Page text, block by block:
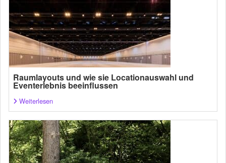
Raumlayouts und wie sie Locationauswahl und
Eventerlebnis beeinflussen
Weiterlesen